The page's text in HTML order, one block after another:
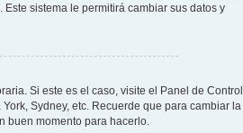
sistema le permitirá cambiar sus datos y
Si este es el caso, visite el Panel de Control
Sydney, etc. Recuerde que para cambiar la
buen momento para hacerlo.